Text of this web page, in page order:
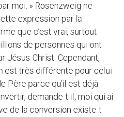
moi. » Rosenzweig ne
expression par la
que c’est vrai, surtout
de personnes qui ont
Jésus-Christ. Cependant,
est très différente pour celui
Père parce qu’il est déjà
demande-t-il, moi qui ai
de la conversion existe-t-